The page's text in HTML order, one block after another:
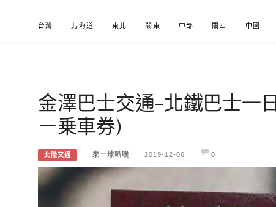
台灣 北海道 東北 關東 中部 關西 中國
來一球叭噗
分享日本自助部落格
金澤巴士交通-北鐵巴士一
ー乗車券)
北陸交通 來一球叭噗 2019-12-06 0